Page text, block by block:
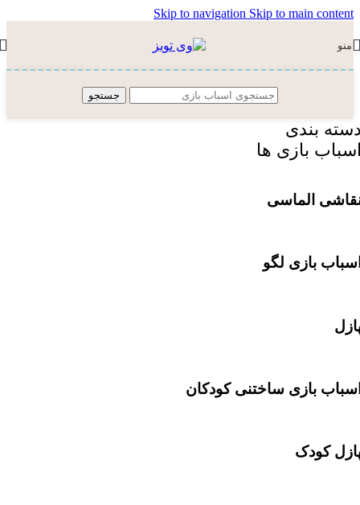
Skip to navigationSkip to main content
منو
جستجو
بندی
بازی ها
الماسی
بازی لگو
بازی ساختنی کودکان
کودک